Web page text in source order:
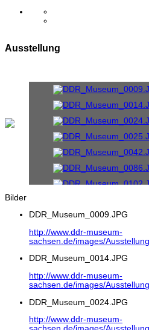
Ausstellung
Bilder
DDR_Museum_0009.JPG
http://www.ddr-museum-
sachsen.de/images/
DDR_Museum_0014.JPG
http://www.ddr-museum-
sachsen.de/images/
DDR_Museum_0024.JPG
http://www.ddr-museum-